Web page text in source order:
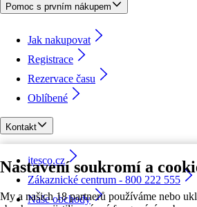
Nastavení soukromí a
My a našich 18 partnerů používáme nebo
Pomoc s prvním nákupem
Jak nakupovat
Registrace
Rezervace času
Oblíbené
Kontakt
itesco.cz
Zákaznické centrum - 800 222 555
Naše obchody